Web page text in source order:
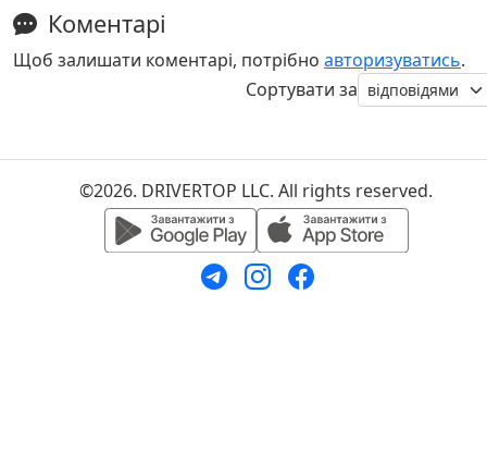
Коментарі
Щоб залишати коментарі, потрібно авторизуватись.
Сортувати за
©2026. DRIVERTOP LLC. All rights reserved.